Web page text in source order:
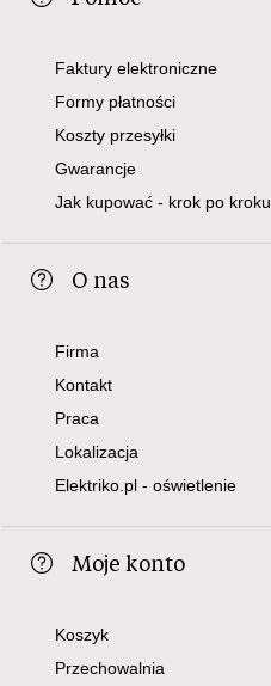
Faktury elektroniczne
Formy płatności
Koszty przesyłki
Gwarancje
Jak kupować - krok po kroku
O nas
Firma
Kontakt
Praca
Lokalizacja
Elektriko.pl - oświetlenie
Moje konto
Koszyk
Przechowalnia